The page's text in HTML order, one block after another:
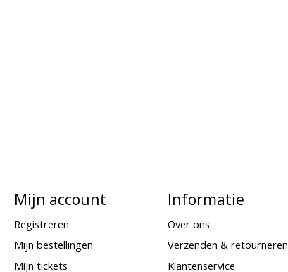
Mijn account
Registreren
Mijn bestellingen
Mijn tickets
Informatie
Over ons
Verzenden & retourneren
Klantenservice